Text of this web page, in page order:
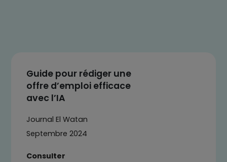
Guide pour rédiger une
offre d’emploi efficace
avec l’IA
Journal El Watan
Septembre 2024
Consulter